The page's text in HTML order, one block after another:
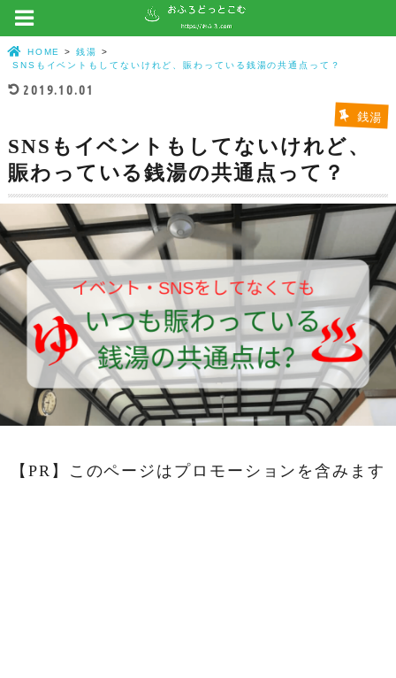
HOME
銭湯
SNSもイベントもしてないけれど、賑わっている銭湯の共通点って？
2019.10.01
銭湯
SNSもイベントもしてないけれど、
賑わっている銭湯の共通点って？
【PR】このページはプロモーションを含みます